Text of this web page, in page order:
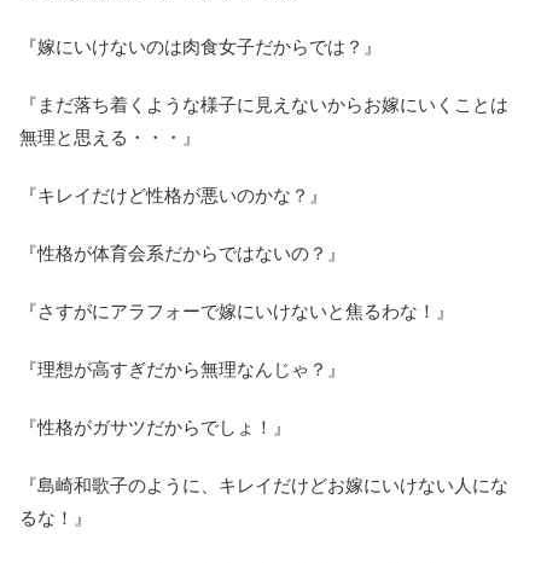
『嫁にいけないのは肉食女子だからでは？』
『まだ落ち着くような様子に見えないからお嫁にいくことは
無理と思える・・・』
『キレイだけど性格が悪いのかな？』
『性格が体育会系だからではないの？』
『さすがにアラフォーで嫁にいけないと焦るわな！』
『理想が高すぎだから無理なんじゃ？』
『性格がガサツだからでしょ！』
『島崎和歌子のように、キレイだけどお嫁にいけない人にな
るな！』